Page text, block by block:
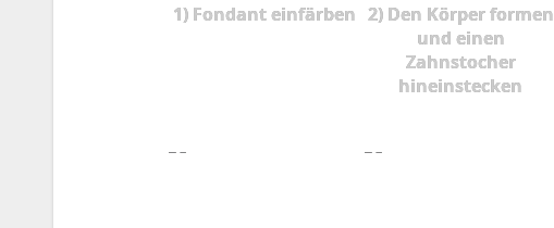
1) Fondant einfärben 2) Den Körper formen
und einen
Zahnstocher
hineinstecken